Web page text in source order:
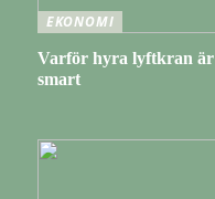
EKONOMI
Varför hyra lyftkran är
smart